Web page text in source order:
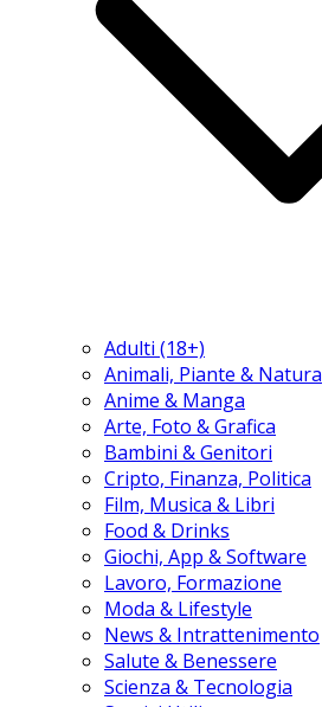
Adulti (18+)
Animali, Piante & Natura
Anime & Manga
Arte, Foto & Grafica
Bambini & Genitori
Cripto, Finanza, Politica
Film, Musica & Libri
Food & Drinks
Giochi, App & Software
Lavoro, Formazione
Moda & Lifestyle
News & Intrattenimento
Salute & Benessere
Scienza & Tecnologia